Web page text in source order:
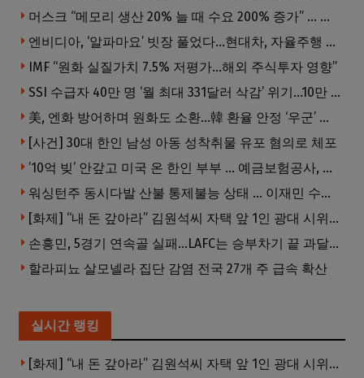
머스크 “메모리 생산 20% 늘 때 수요 200% 증가” … 반도체 매출 1조달러 눈 앞
엔비디아, ‘알파마요’ 빗장 풀었다…현대차, 자율주행 속도내나
IMF “원화 실질가치 7.5% 저평가…해외 주식투자 영향”
SSI 수급자 40만 명 ‘월 최대 331달러 삭감’ 위기…10만 명은 수급자격 상실
美, 엔화 방어하며 원화도 소환…韓 환율 안정 ‘우군’ 되나
[사건] 30대 한인 남성 아동 성착취물 유포 혐의로 체포
’10억 빚’ 안갚고 미국 온 한인 부부 … 예금보험공사, 미국서 소송
워싱턴주 동시다발 산불 통제불능 상태 … 이재민 수십만명
[화제] “내 돈 갚아라” 김원석씨 자택 앞 1인 광대 시위 … 한인 투자사, “108만 달러 못받아”
손흥민, 5경기 연속골 실패…LAFC는 승부차기 끝 과달라하라 격파
할라피뇨 살모넬라 집단 감염 전국 27개 주 급속 확산
실시간 랭킹
[화제] “내 돈 갚아라” 김원석씨 자택 앞 1인 광대 시위 … 한인 투자사, “108만 달러 못받아”